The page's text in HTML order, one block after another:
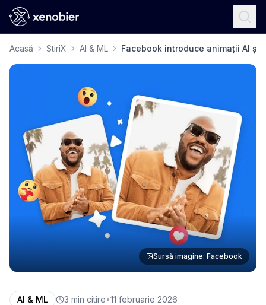
Acasă StiriX AI & ML Facebook introduce animații AI și
Sursă imagine: Facebook
AI & ML 3 min citire•11 februarie 2026